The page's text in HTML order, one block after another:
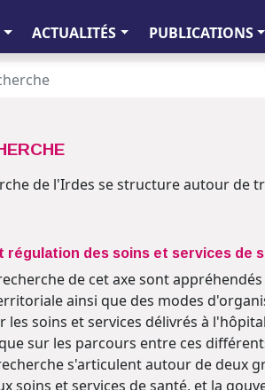
ACTUALITÉS PUBLICATIONS
de l'Irdes se structure autour de
régulation des soins et services de
de cet axe sont
ainsi que des modes
soins et services délivrés à
sur les parcours entre ces
s'articulent autour de deux
soins et services de santé, et la